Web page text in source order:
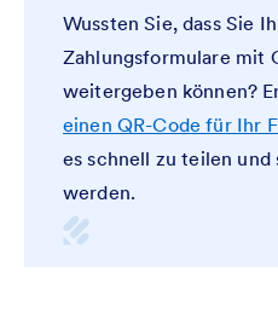
Wussten Sie, dass Sie
Zahlungsformulare mit
weitergeben können?
einen QR-Code für Ihr
es schnell zu teilen
werden.